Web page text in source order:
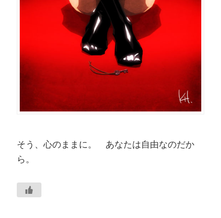
そう、心のままに。 あなたは自由なのだか
ら。